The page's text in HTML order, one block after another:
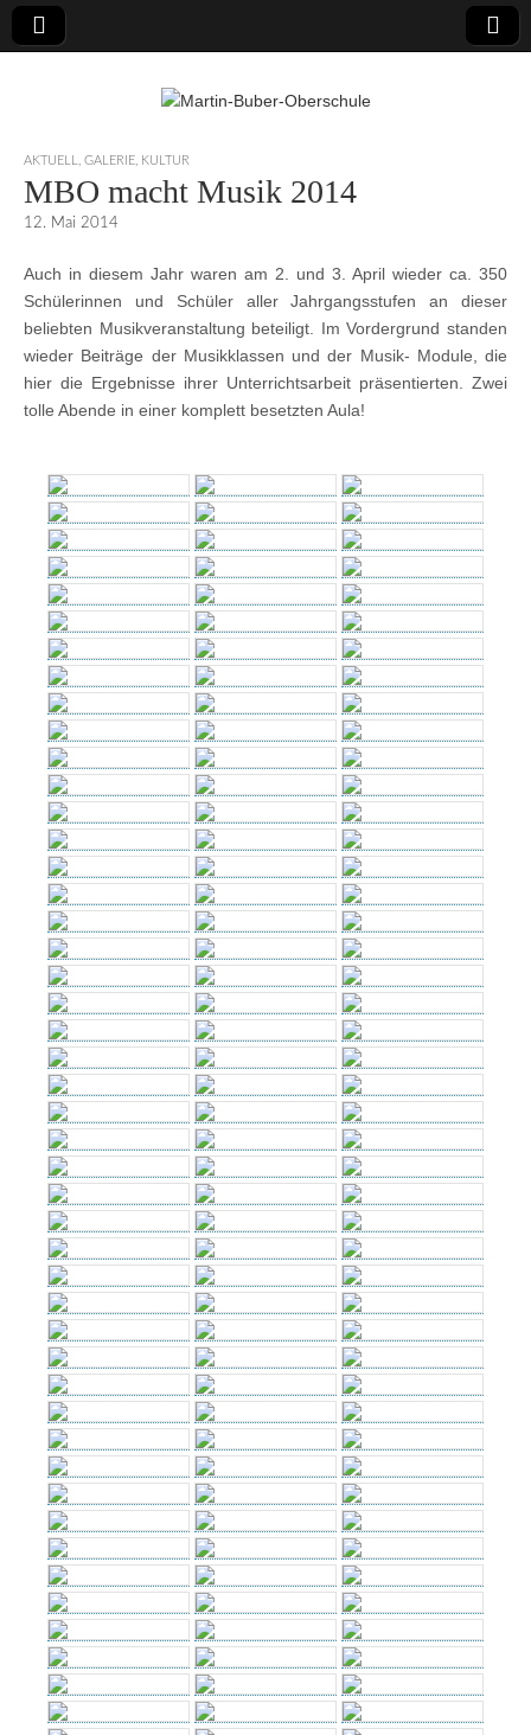
Martin-Buber-
AKTUELL GALERIE KULTUR
MBO macht Musik 2014
12. Mai 2014
Auch in diesem Jahr waren am 2. und 3. April wieder ca. 350
Schülerinnen und Schüler aller Jahrgangsstufen an dieser
beliebten Musikveranstaltung beteiligt. Im Vordergrund standen
wieder Beiträge der Musikklassen und der Musik- Module, die
hier die Ergebnisse ihrer Unterrichtsarbeit präsentierten. Zwei
tolle Abende in einer komplett besetzten Aula!